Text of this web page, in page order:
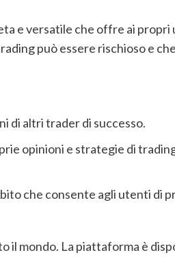
e versatile che offre ai propri
può essere rischioso e
di altri trader di successo.
opinioni e strategie di
che consente agli utenti di
il mondo. La piattaforma è